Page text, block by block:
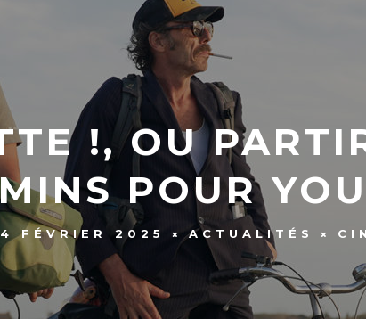
!, OU
POUR
FÉVRIER 2025 ACTUALITÉS